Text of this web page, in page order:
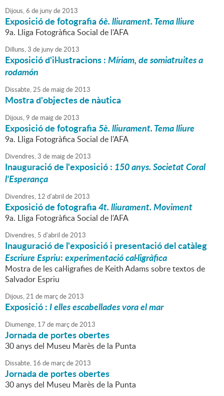
Dijous,6 de junyde2013
Exposició de fotografia6è.lliurament. Tema lliure
9a. Lliga Fotogràfica Social de l'AFA
Dilluns,3 de junyde2013
Exposició d'il·lustracions :Míriam, de somiatruites a
rodamón
Dissabte,25 de maigde2013
Mostra d'objectes de nàutica
Dijous,9 de maigde2013
Exposició de fotografia5è.lliurament. Tema lliure
9a. Lliga Fotogràfica Social de l'AFA
Divendres,3 de maigde2013
Inauguració de l'exposició : 150 anys. Societat Coral
l'Esperança
Divendres, 12 d'abril de2013
Exposició de fotografia4t. lliurament. Moviment
9a. Lliga Fotogràfica Social de l'AFA
Divendres, 5 d'abril de2013
Inauguració de l'exposició i presentació del catàleg
Escriure Espriu:experimentació cal·ligràfica
Mostra de les cal·ligrafies de Keith Adams sobre textos de
Salvador Espriu
Dijous,21 de marçde2013
Exposició :I elles escabellades vora el mar
Diumenge, 17 de marçde2013
Jornada de portes obertes
30 anys del Museu Marès de la Punta
Dissabte, 16 de marçde2013
Jornada de portes obertes
30 anys del Museu Marès de la Punta